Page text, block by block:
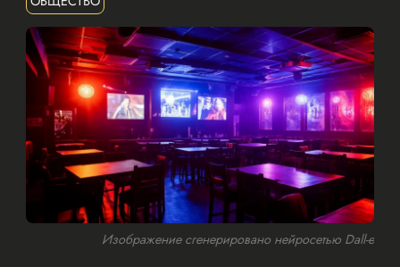
Изображение сгенерировано нейросетью Dall-e